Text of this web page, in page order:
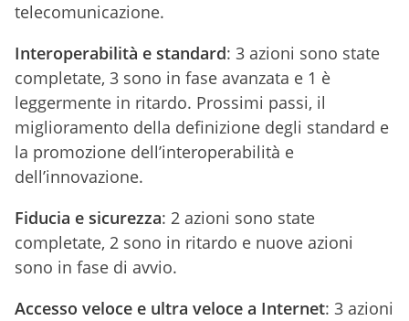
telecomunicazione.
Interoperabilità e standard: 3 azioni sono state
completate, 3 sono in fase avanzata e 1 è
leggermente in ritardo. Prossimi passi, il
miglioramento della definizione degli standard e
la promozione dell’interoperabilità e
dell’innovazione.
Fiducia e sicurezza: 2 azioni sono state
completate, 2 sono in ritardo e nuove azioni
sono in fase di avvio.
Accesso veloce e ultra veloce a Internet: 3 azioni